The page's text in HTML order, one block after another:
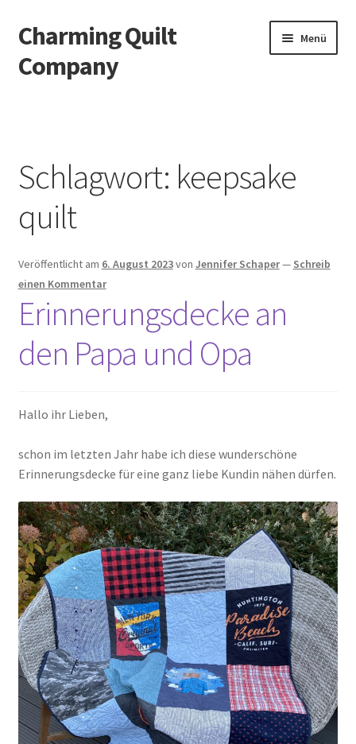
Zur
Navigation
springen
Zum
Inhalt
springen
Charming Quilt
Company
Menü
Blog
Datenschutzbelehrung
Datenschutzerklärung
Impressum
Impressum
Shop
Versandarten
Warenkorb
Widerrufsbelehrung
Zahlungsarten
Schlagwort: keepsake
quilt
Veröffentlicht am 6. August 2023von Jennifer Schaper— Schreib
einen Kommentar
Erinnerungsdecke an
den Papa und Opa
Hallo ihr Lieben,
schon im letzten Jahr habe ich diese wunderschöne
Erinnerungsdecke für eine ganz liebe Kundin nähen dürfen.